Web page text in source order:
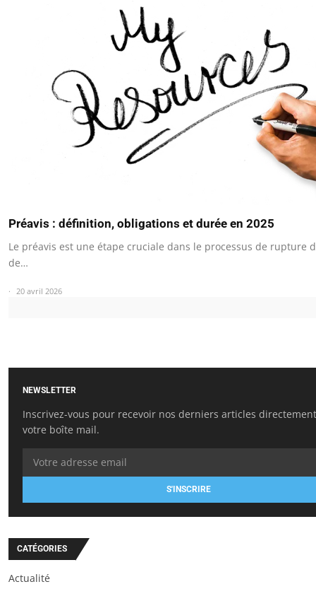
Préavis : définition, obligations et durée en 2025
Le préavis est une étape cruciale dans le processus de rupture
de…
20 avril 2026
NEWSLETTER
Inscrivez-vous pour recevoir nos derniers articles
votre boîte mail.
S'INSCRIRE
CATÉGORIES
Actualité